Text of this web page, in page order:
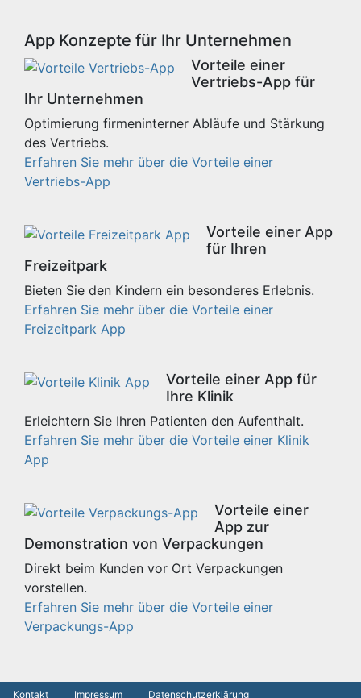
App Konzepte für Ihr Unternehmen
Vorteile einer
Vertriebs-App für
Ihr Unternehmen
Optimierung firmeninterner Abläufe und Stärkung
des Vertriebs.
Erfahren Sie mehr über die Vorteile einer
Vertriebs-App
Vorteile einer App
für Ihren
Freizeitpark
Bieten Sie den Kindern ein besonderes Erlebnis.
Erfahren Sie mehr über die Vorteile einer
Freizeitpark App
Vorteile einer App für
Ihre Klinik
Erleichtern Sie Ihren Patienten den Aufenthalt.
Erfahren Sie mehr über die Vorteile einer Klinik
App
Vorteile einer
App zur
Demonstration von Verpackungen
Direkt beim Kunden vor Ort Verpackungen
vorstellen.
Erfahren Sie mehr über die Vorteile einer
Verpackungs-App
Kontakt Impressum Datenschutzerklärung